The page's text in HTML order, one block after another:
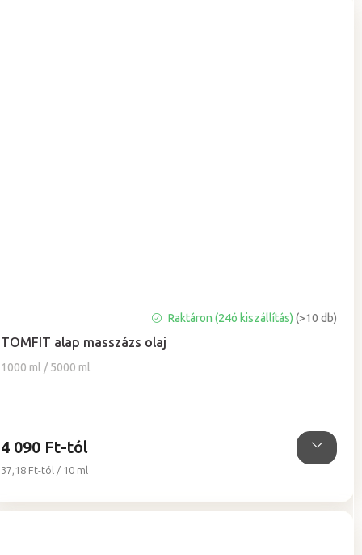
TOMFIT alap masszázs olaj
1000 ml / 5000 ml
átlagos
értékelése
Raktáron (24ó kiszállítás)(>10 db)
4 090 Ft-tól
Egységár:
37,18 Ft-tól / 10 ml